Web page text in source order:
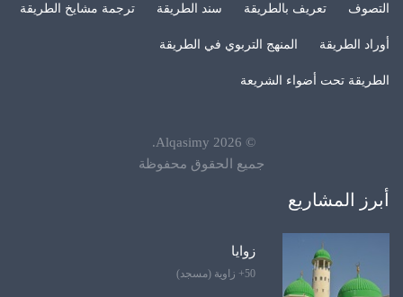
التصوف تعريف بالطريقة سند الطريقة ترجمة مشايخ الطريقة
أوراد الطريقة المنهج التربوي في الطريقة
الطريقة تحت أضواء الشريعة
©
2026
Alqasimy
.
جميع الحقوق محفوظة
أبرز المشاريع
زوايا
50+ زاوية (مسجد)